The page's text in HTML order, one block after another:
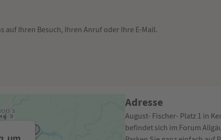
auf Ihren Besuch, Ihren Anruf oder Ihre E-Mail.
Adresse
August- Fischer- Platz 1 in
befindet sich im Forum